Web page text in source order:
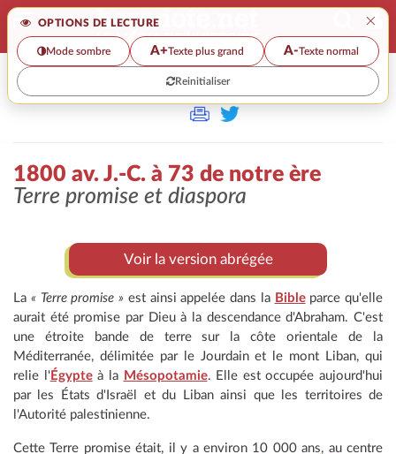
OPTIONS DE LECTURE ×
Mode sombre A+Texte plus grand A-Texte normal
Reinitialiser
>>
1800 av. J.-C. à 73 de notre ère
Terre promise et diaspora
Voir la version abrégée
La « Terre promise » est ainsi appelée dans la Bibleparce qu'elle
aurait été promise par Dieu à la descendance d'Abraham. C'est
une étroite bande de terre sur la côte orientale de la
Méditerranée, délimitée par le Jourdain et le mont Liban, qui
relie l' Égypteà la Mésopotamie. Elle est occupée aujourd'hui
par les États d'Israël et du Liban ainsi que les territoires de
l'Autorité palestinienne.
Cette Terre promise était, il y a environ 10 000 ans, au centre